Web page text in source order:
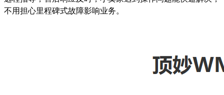
不用担心里程碑式故障影响业务。